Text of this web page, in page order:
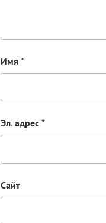
Имя *
Эл. адрес *
Сайт